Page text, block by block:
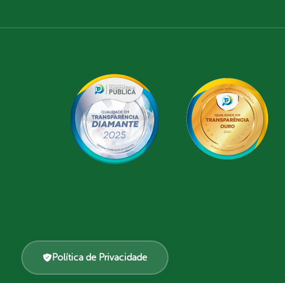
Política de Privacidade